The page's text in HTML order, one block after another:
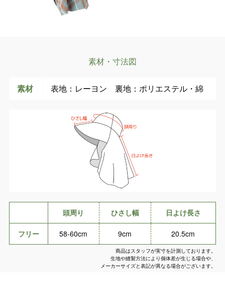
素材・寸法図
素材 表地：レーヨン 裏地：ポリエステル・綿
頭周り ひさし幅 日よけ長さ
フリー 58-60cm 9cm 20.5cm
商品はスタッフが実寸を計測しております。
生地や縫製方法により個体差が生じる場合や、
メーカーサイズと表記が異なる場合がございます。